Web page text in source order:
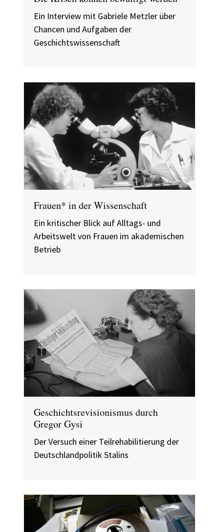
Ein Interview mit Gabriele Metzler über
Chancen und Aufgaben der
Geschichtswissenschaft
Frauen* in der Wissenschaft
Ein kritischer Blick auf Alltags- und
Arbeitswelt von Frauen im akademischen
Betrieb
Geschichtsrevisionismus durch
Gregor Gysi
Der Versuch einer Teilrehabilitierung der
Deutschlandpolitik Stalins